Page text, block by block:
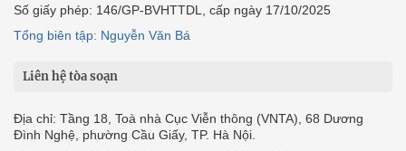
Số giấy phép: 146/GP-BVHTTDL, cấp ngày 17/10/2025
Tổng biên tập: Nguyễn Văn Bá
Liên hệ tòa soạn
Địa chỉ: Tầng 18, Toà nhà Cục Viễn thông (VNTA), 68 Dương
Đình Nghệ, phường Cầu Giấy, TP. Hà Nội.